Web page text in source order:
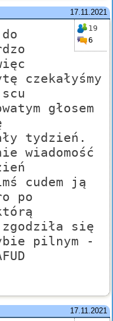
17.11.2021
19
6
czekałyśmy
głosem
tydzień.
wiadomość
cudem ją
po
się
pilnym -
17.11.2021